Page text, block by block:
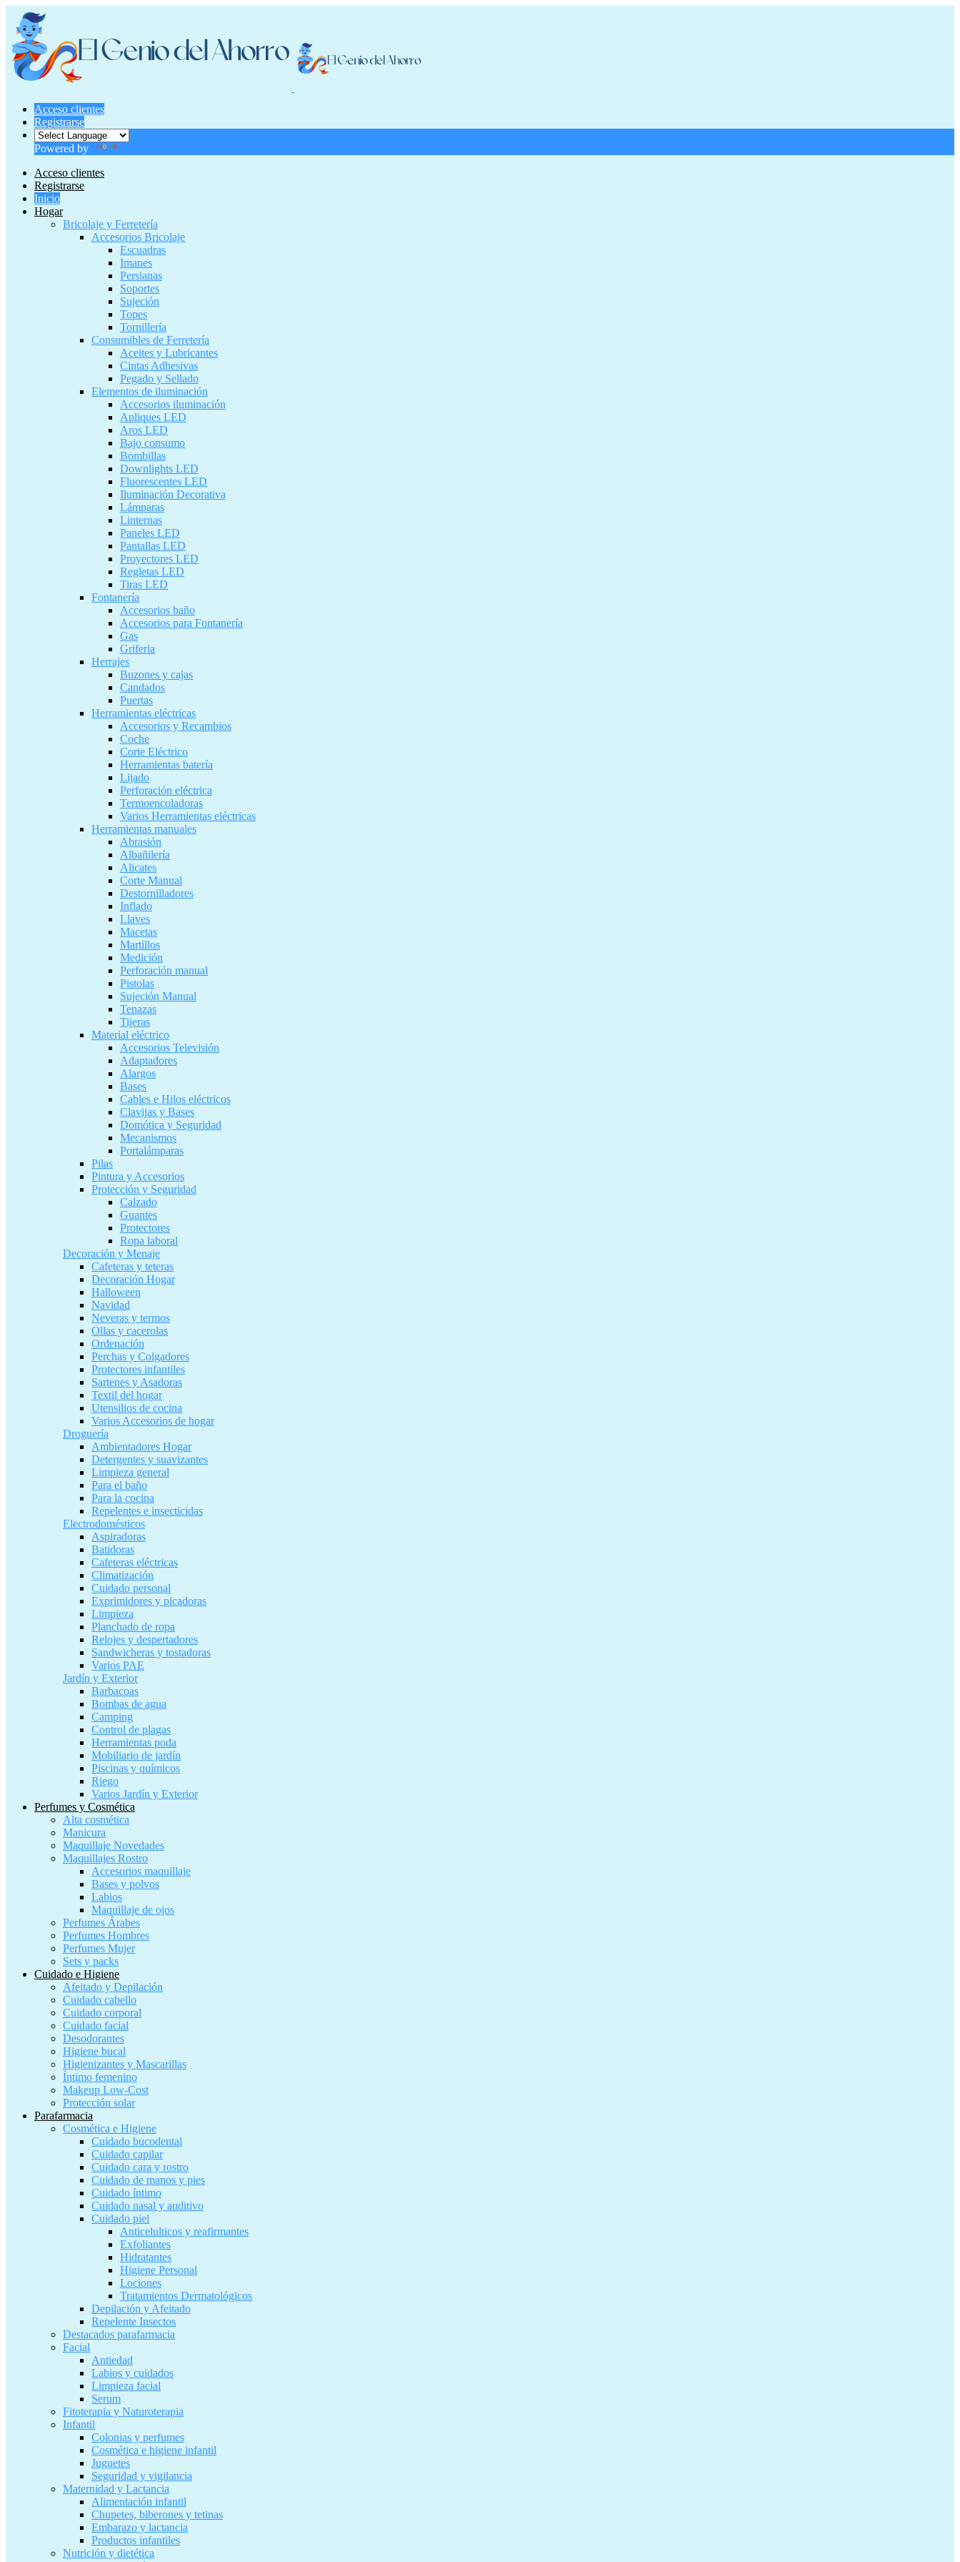
Acceso clientes
Registrarse
Powered by
Acceso clientes
Registrarse
Inicio
Hogar
Bricolaje y Ferretería
Accesorios Bricolaje
Escuadras
Imanes
Persianas
Soportes
Sujeción
Topes
Tornillería
Consumibles de Ferretería
Aceites y Lubricantes
Cintas Adhesivas
Pegado y Sellado
Elementos de iluminación
Accesorios iluminación
Apliques LED
Aros LED
Bajo consumo
Bombillas
Downlights LED
Fluorescentes LED
Iluminación Decorativa
Lámparas
Linternas
Paneles LED
Pantallas LED
Proyectores LED
Regletas LED
Tiras LED
Fontanería
Accesorios baño
Accesorios para Fontanería
Gas
Griferia
Herrajes
Buzones y cajas
Candados
Puertas
Herramientas eléctricas
Accesorios y Recambios
Coche
Corte Eléctrico
Herramientas batería
Lijado
Perforación eléctrica
Termoencoladoras
Varios Herramientas eléctricas
Herramientas manuales
Abrasión
Albañilería
Alicates
Corte Manual
Destornilladores
Inflado
Llaves
Macetas
Martillos
Medición
Perforación manual
Pistolas
Sujeción Manual
Tenazas
Tijeras
Material eléctrico
Accesorios Televisión
Adaptadores
Alargos
Bases
Cables e Hilos eléctricos
Clavijas y Bases
Domótica y Seguridad
Mecanismos
Portalámparas
Pilas
Pintura y Accesorios
Protección y Seguridad
Calzado
Guantes
Protectores
Ropa laboral
Decoración y Menaje
Cafeteras y teteras
Decoración Hogar
Halloween
Navidad
Neveras y termos
Ollas y cacerolas
Ordenación
Perchas y Colgadores
Protectores infantiles
Sartenes y Asadoras
Textil del hogar
Utensilios de cocina
Varios Accesorios de hogar
Droguería
Ambientadores Hogar
Detergentes y suavizantes
Limpieza general
Para el baño
Para la cocina
Repelentes e insecticidas
Electrodomésticos
Aspiradoras
Batidoras
Cafeteras eléctricas
Climatización
Cuidado personal
Exprimidores y picadoras
Limpieza
Planchado de ropa
Relojes y despertadores
Sandwicheras y tostadoras
Varios PAE
Jardín y Exterior
Barbacoas
Bombas de agua
Camping
Control de plagas
Herramientas poda
Mobiliario de jardín
Piscinas y químicos
Riego
Varios Jardín y Exterior
Perfumes y Cosmética
Alta cosmética
Manicura
Maquillaje Novedades
Maquillajes Rostro
Accesorios maquillaje
Bases y polvos
Labios
Maquillaje de ojos
Perfumes Árabes
Perfumes Hombres
Perfumes Mujer
Sets y packs
Cuidado e Higiene
Afeitado y Depilación
Cuidado cabello
Cuidado corporal
Cuidado facial
Desodorantes
Higiene bucal
Higienizantes y Mascarillas
Íntimo femenino
Makeup Low-Cost
Protección solar
Parafarmacia
Cosmética e Higiene
Cuidado bucodental
Cuidado capilar
Cuidado cara y rostro
Cuidado de manos y pies
Cuidado íntimo
Cuidado nasal y auditivo
Cuidado piel
Anticelulticos y reafirmantes
Exfoliantes
Hidratantes
Higiene Personal
Lociones
Tratamientos Dermatológicos
Depilación y Afeitado
Repelente Insectos
Destacados parafarmacia
Facial
Antiedad
Labios y cuidados
Limpieza facial
Serum
Fitoterapia y Naturoterapia
Infantil
Colonias y perfumes
Cosmética e higiene infantil
Juguetes
Seguridad y vigilancia
Maternidad y Lactancia
Alimentación infantil
Chupetes, biberones y tetinas
Embarazo y lactancia
Productos infantiles
Nutrición y dietética